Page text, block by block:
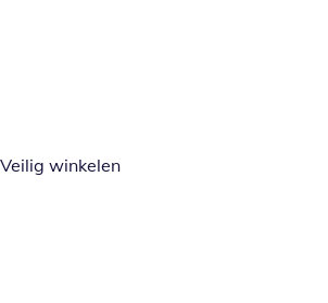
Veilig winkelen